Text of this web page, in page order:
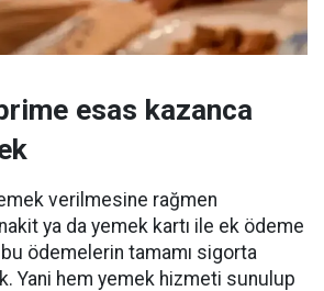
esas kazanca
verilmesine rağmen
ya da yemek kartı ile ek ödeme
bu ödemelerin tamamı sigorta
Yani hem yemek hizmeti sunulup